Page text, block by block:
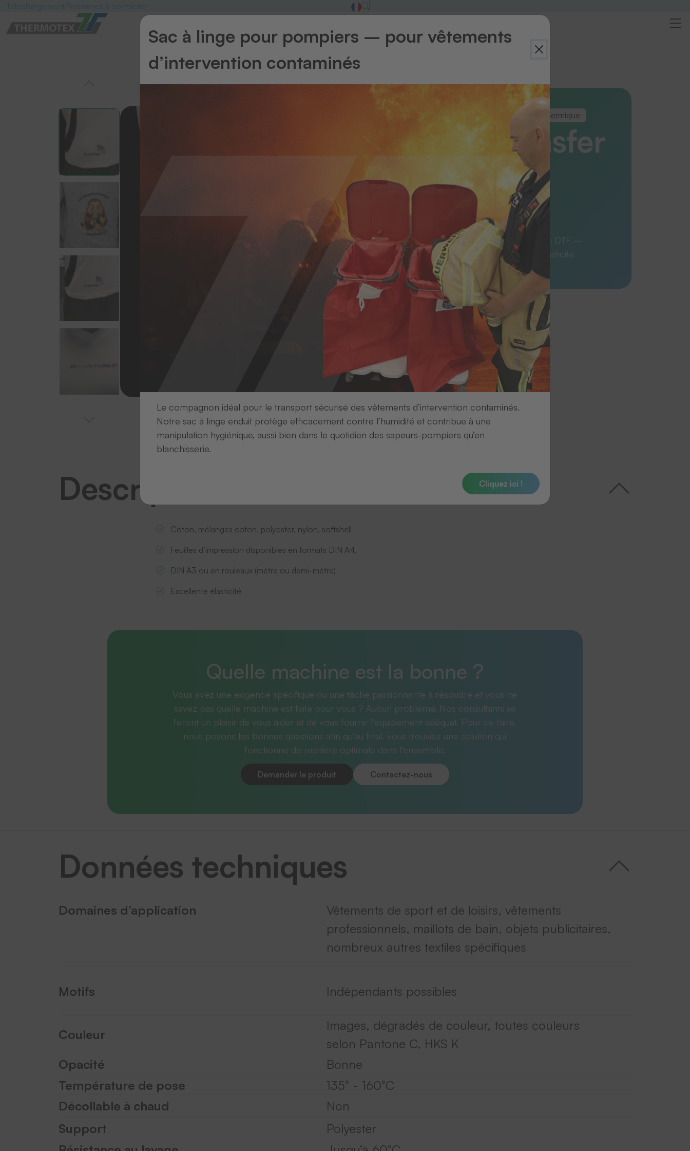
Écussons appliques par transfert thermique
DTF-Transfer
Premium
(DF)
Solution premium en impression DTF –
couleurs intenses, excellente élasticité
Description
Coton, mélanges coton, polyester, nylon, softshell
Feuilles d’impression disponibles en formats DIN A4,
DIN A3 ou en rouleaux (mètre ou demi-mètre)
Excellente élasticité
Quelle machine est la bonne ?
Vous avez une exigence spécifique ou une tâche passionnante à résoudre et vous ne
savez pas quelle machine est faite pour vous ? Aucun problème. Nos consultants se
feront un plaisir de vous aider et de vous fournir l'équipement adéquat. Pour ce faire,
nous posons les bonnes questions afin qu'au final, vous trouviez une solution qui
fonctionne de manière optimale dans l'ensemble.
Demander le produit Contactez-nous
Données techniques
Domaines d’application
Vêtements de sport et de loisirs, vêtements
professionnels, maillots de bain, objets publicitaires,
nombreux autres textiles spécifiques
Motifs Indépendants possibles
Couleur
Images, dégradés de couleur, toutes couleurs
selon Pantone C, HKS K
Opacité
Bonne
Température de pose
135° - 160°C
Décollable à chaud
Non
Support
Polyester
Sac à linge pour pompiers – pour vêtements
d’intervention contaminés
Le compagnon idéal pour le transport sécurisé des vêtements d’intervention contaminés.
Notre sac à linge enduit protège efficacement contre l’humidité et contribue à une
manipulation hygiénique, aussi bien dans le quotidien des sapeurs-pompiers qu’en
blanchisserie.
Cliquez ici !